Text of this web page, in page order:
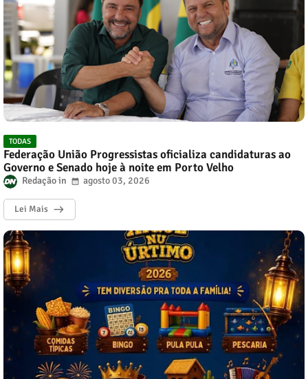
TODAS
Federação União Progressistas oficializa candidaturas ao
Governo e Senado hoje à noite em Porto Velho
Redação agosto 03, 2026
Lei Mais